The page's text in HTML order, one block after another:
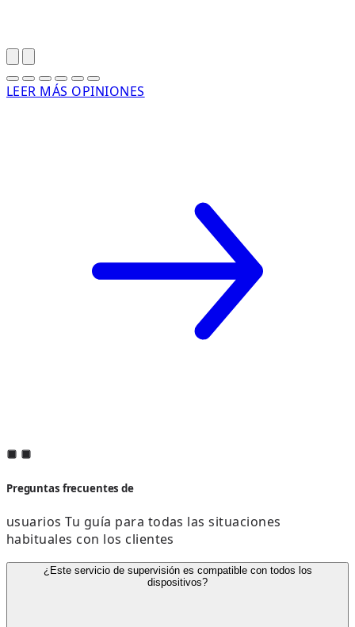
LEER MÁS OPINIONES
Preguntas frecuentes de
usuarios Tu guía para todas las situaciones
habituales con los clientes
¿Este servicio de supervisión es compatible con todos los
dispositivos?